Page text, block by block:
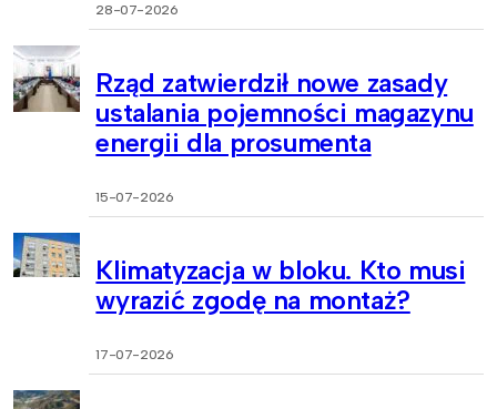
28-07-2026
Rząd zatwierdził nowe zasady
ustalania pojemności magazynu
energii dla prosumenta
15-07-2026
Klimatyzacja w bloku. Kto musi
wyrazić zgodę na montaż?
17-07-2026